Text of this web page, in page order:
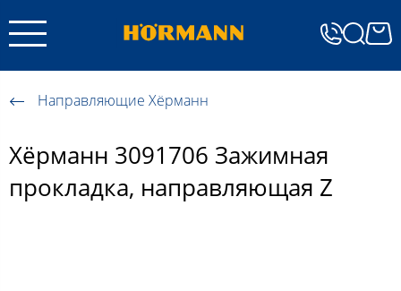
Направляющие Хёрманн
Хёрманн 3091706 Зажимная
прокладка, направляющая Z